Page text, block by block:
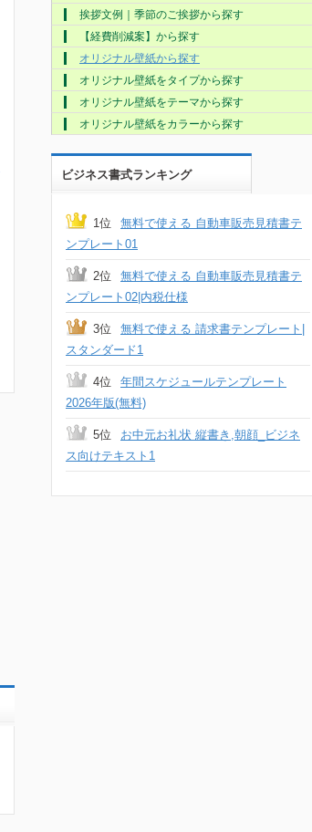
挨拶文例｜季節のご挨拶から探す
【経費削減案】から探す
オリジナル壁紙から探す
オリジナル壁紙をタイプから探す
オリジナル壁紙をテーマから探す
オリジナル壁紙をカラーから探す
ビジネス書式ランキング
1位
無料で使える 自動車販売見積書テ
ンプレート01
2位
無料で使える 自動車販売見積書テ
ンプレート02|内税仕様
3位
無料で使える 請求書テンプレート|
スタンダード1
4位
年間スケジュールテンプレート
2026年版(無料)
5位
お中元お礼状 縦書き,朝顔_ビジネ
ス向けテキスト1